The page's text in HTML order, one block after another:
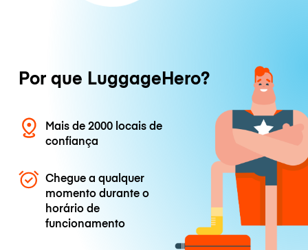
Por que LuggageHero?
Mais de 2000 locais de
confiança
Chegue a qualquer
momento durante o
horário de
funcionamento